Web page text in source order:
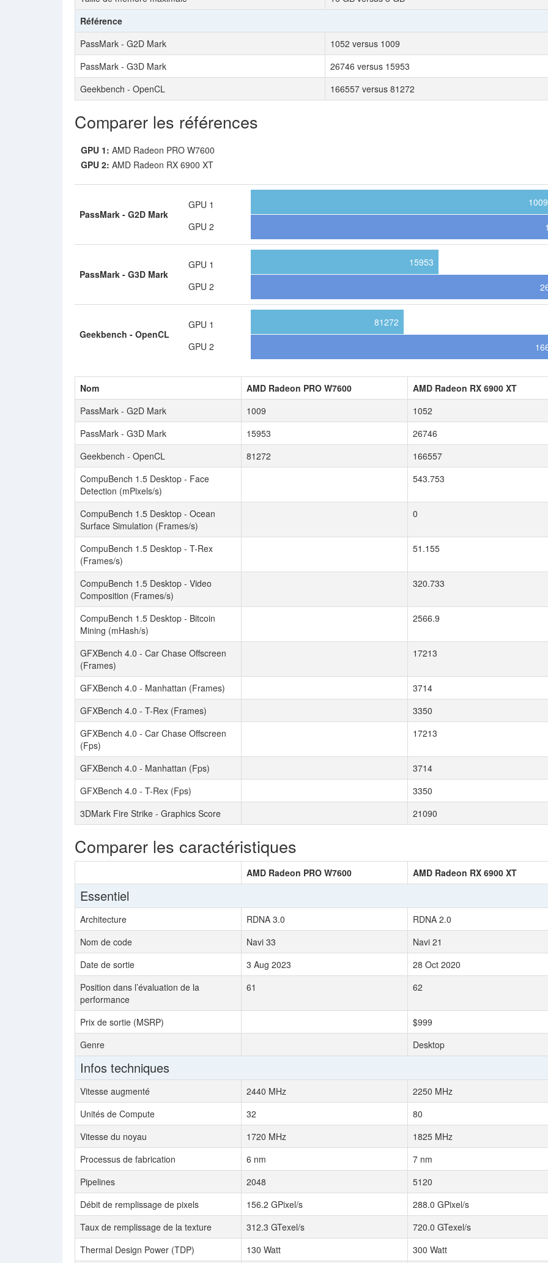
Référence
PassMark - G2D Mark
1052 versus 1009
PassMark - G3D Mark
26746 versus 15953
Geekbench - OpenCL
166557 versus 81272
Comparer les références
GPU 1: AMD Radeon PRO W7600
GPU 2: AMD Radeon RX 6900 XT
PassMark - G2D Mark
GPU 1
GPU 2
1009
PassMark - G3D Mark
GPU 1
GPU 2
15953
Geekbench - OpenCL
GPU 1
GPU 2
81272
Nom AMD Radeon PRO W7600
AMD Radeon RX 6900 XT
PassMark - G2D Mark
1009
1052
PassMark - G3D Mark
15953
26746
Geekbench - OpenCL
81272
166557
CompuBench 1.5 Desktop - Face
Detection (mPixels/s)
543.753
CompuBench 1.5 Desktop - Ocean
Surface Simulation (Frames/s)
0
CompuBench 1.5 Desktop - T-Rex
(Frames/s)
51.155
CompuBench 1.5 Desktop - Video
Composition (Frames/s)
320.733
CompuBench 1.5 Desktop - Bitcoin
Mining (mHash/s)
2566.9
GFXBench 4.0 - Car Chase Offscreen
(Frames)
17213
GFXBench 4.0 - Manhattan (Frames)
3714
GFXBench 4.0 - T-Rex (Frames)
3350
GFXBench 4.0 - Car Chase Offscreen
(Fps)
17213
GFXBench 4.0 - Manhattan (Fps)
3714
GFXBench 4.0 - T-Rex (Fps)
3350
3DMark Fire Strike - Graphics Score
21090
Comparer les caractéristiques
AMD Radeon PRO W7600 AMD Radeon RX 6900 XT
Essentiel
Architecture RDNA 3.0
RDNA 2.0
Nom de code
Navi 33
Navi 21
Date de sortie
3 Aug 2023
28 Oct 2020
Position dans l’évaluation de la
performance
61 62
Prix de sortie (MSRP)
$999
Genre
Desktop
Infos techniques
Vitesse augmenté 2440 MHz
2250 MHz
Unités de Compute
32
80
Vitesse du noyau
1720 MHz
1825 MHz
Processus de fabrication
6 nm
7 nm
Pipelines
2048
5120
Débit de remplissage de pixels
156.2 GPixel/s
288.0 GPixel/s
Taux de remplissage de la texture
312.3 GTexel/s
720.0 GTexel/s
Thermal Design Power (TDP)
130 Watt 300 Watt